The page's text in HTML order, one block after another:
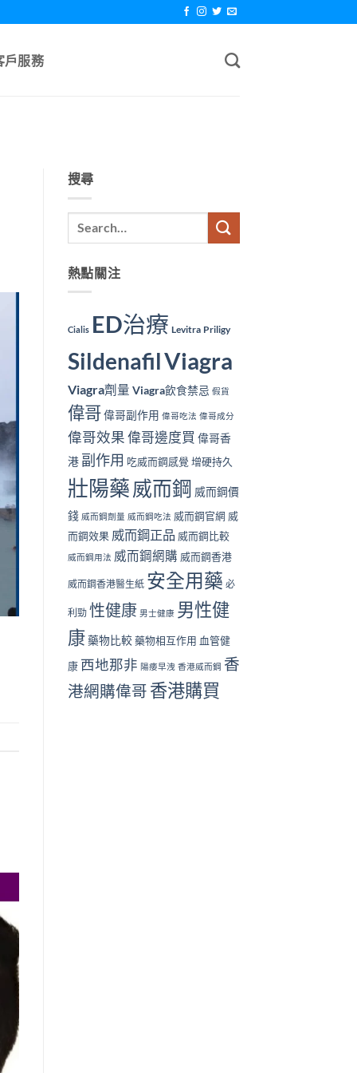
戶服務
搜尋
熱點關注
Cialis ED治療 Levitra Priligy
SildenafilViagra
Viagra劑量 Viagra飲食禁忌 假貨
偉哥 偉哥副作用 偉哥吃法 偉哥成分
偉哥效果偉哥邊度買 偉哥香
港 副作用 吃威而鋼感覺 增硬持久
壯陽藥 威而鋼 威而鋼價
錢 威而鋼劑量 威而鋼吃法 威而鋼官網 威
而鋼效果 威而鋼正品 威而鋼比較
威而鋼用法 威而鋼網購 威而鋼香港
威而鋼香港醫生紙 安全用藥 必
利勁 性健康 男士健康 男性健
康 藥物比較 藥物相互作用 血管健
康 西地那非 陽痿早洩 香港威而鋼 香
港網購偉哥 香港購買